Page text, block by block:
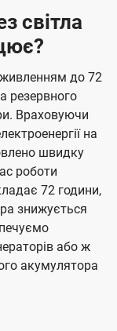
світла
до 72
резервного
Враховуючи
на
швидку
роботи
72 години,
знижується
або ж
акумулятора